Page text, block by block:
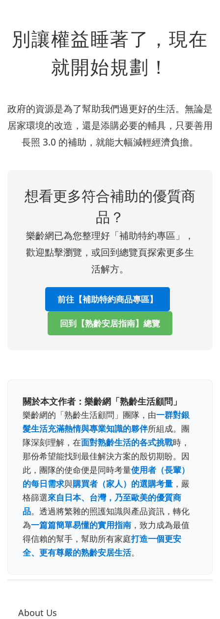
別讓權益睡著了，現在
就開始規劃！
政府的資源是為了幫助我們過更好的生活。無論是
居家環境的改造，還是添購必要的輔具，只要善用
長照 3.0 的補助，就能大幅減輕經濟負擔。
想看更多符合補助的優質商
品？
樂齡網已為您整理好「補助特約專區」，
歡迎點擊瀏覽，或回到總覽頁探索更多生
活解方。
前往【補助特約商品專區】
回到【熟齡安居指南】總覽
關於本文作者：樂齡網「熟齡生活顧問」
樂齡網的「熟齡生活顧問」團隊，由一群對銀
髮生活充滿熱情與專業知識的夥伴所組成。團
隊深刻理解，在面對熟齡生活的各式挑戰時，
那份希望能找到最佳解決方案的殷切期盼。因
此，團隊的使命便是同時考量使用者（長輩）
的每日需求與購買者（家人）的選購考量 ，嚴
格篩選來自日本、台灣，乃至歐美的優質商
品。透過將繁雜的照護知識與產品資訊，轉化
為一篇篇簡單易懂的實用指南 ，致力成為最值
得信賴的幫手，幫助所有家庭打造一個更安
全、更有尊嚴的熟齡安居生活。
About Us